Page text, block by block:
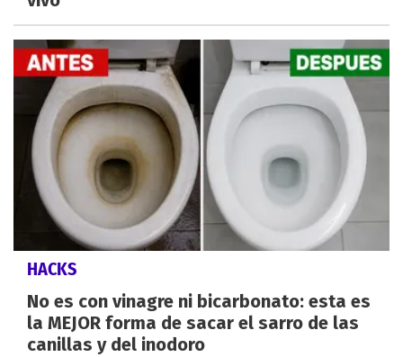
HACKS
No es con vinagre ni bicarbonato: esta es
la MEJOR forma de sacar el sarro de las
canillas y del inodoro